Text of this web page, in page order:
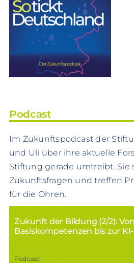
Podcast
Im Zukunftspodcast der
und Uli über ihre aktuelle
Stiftung gerade umtreibt. Sie
Zukunftsfragen und treffen
für die Ohren.
Zukunft der Bildung (2/2): Von
Basiskompetenzen bis zur
Podcast